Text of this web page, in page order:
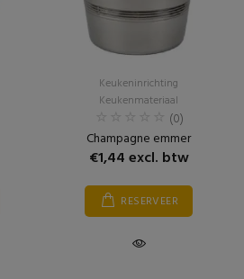
Keukeninrichting
Keukenmateriaal
(0)
Champagne emmer
€1,44 excl. btw
RESERVEER